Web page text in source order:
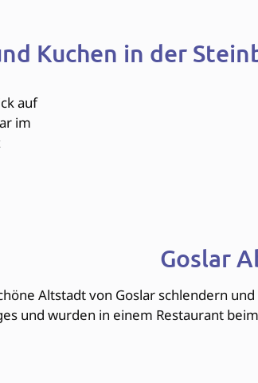
Kuchen in der
Goslar
Altstadt von Goslar schlendern
und wurden in einem Restaurant